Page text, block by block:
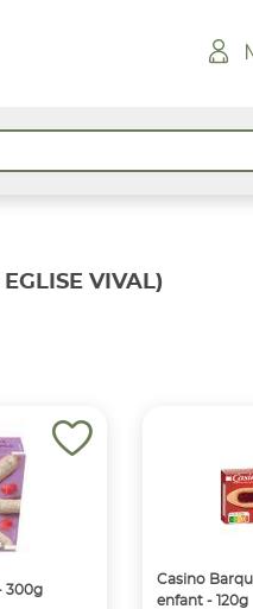
VIVAL)
300g
Casino
enfant - 120g